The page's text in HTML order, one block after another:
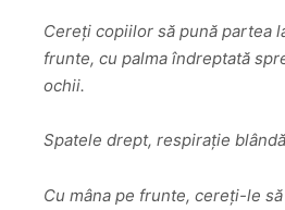
Cereți copiilor să pună partea
frunte, cu palma îndreptată
ochii.
Spatele drept, respirație
Cu mâna pe frunte, cereți-le